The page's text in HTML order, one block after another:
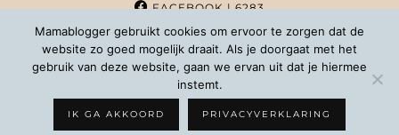
FACEBOOK| 6283
PINTEREST | 1020
WORDPRESS THEMES BYpipdig
Mamablogger gebruikt cookies om ervoor te zorgen dat de
website zo goed mogelijk draait. Als je doorgaat met het
gebruik van deze website, gaan we ervan uit dat je hiermee
instemt.
IK GA AKKOORD PRIVACYVERKLARING